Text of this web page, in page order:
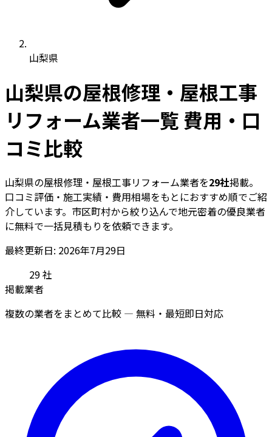
山梨県
山梨県の屋根修理・屋根工事
リフォーム業者一覧 費用・口
コミ比較
山梨県の屋根修理・屋根工事リフォーム業者を29社掲載。
口コミ評価・施工実績・費用相場をもとにおすすめ順でご紹
介しています。市区町村から絞り込んで地元密着の優良業者
に無料で一括見積もりを依頼できます。
最終更新日: 2026年7月29日
29社
掲載業者
複数の業者をまとめて比較 — 無料・最短即日対応